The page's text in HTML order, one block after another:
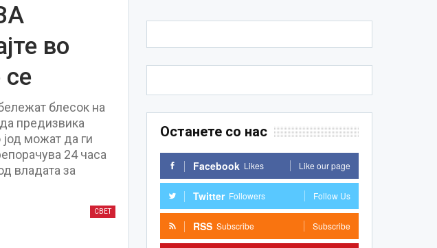
во
се
блесок на
предизвика
можат да ги
24 часа
владата за
СВЕТ
Останете со нас
Facebook Likes Like our page
Twitter Followers Follow Us
RSS Subscribe Subscribe